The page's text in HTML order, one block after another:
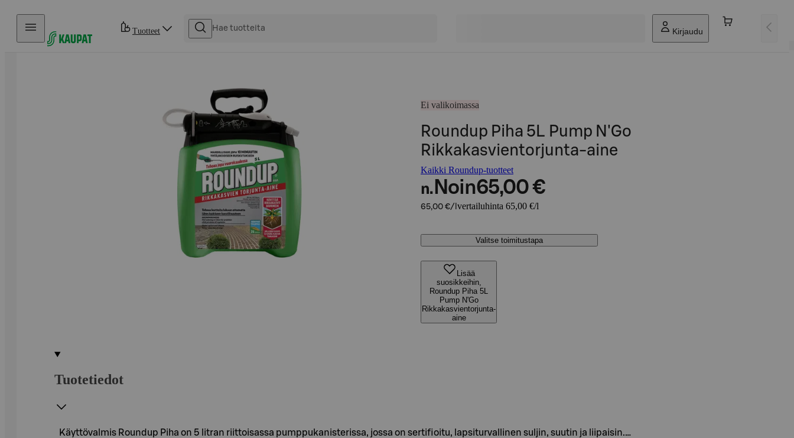
Hyppää sisältöön
Tuotteet Kirjaudu
Ei valikoimassa
Roundup Piha 5L Pump N'Go
Rikkakasvientorjunta-aine
Kaikki Roundup-tuotteet
n. Noin65,00 €
65,00 €/l vertailuhinta 65,00 €/l
Valitse toimitustapa
Lisää
suosikkeihin,
Roundup Piha 5L
Pump N'Go
Rikkakasvientorjunta-
aine
Tuotetiedot
Käyttövalmis Roundup Piha on 5 litran riittoisassa pumppukanisterissa, jossa on sertifioitu, lapsiturvallinen suljin, suutin ja liipaisin.…